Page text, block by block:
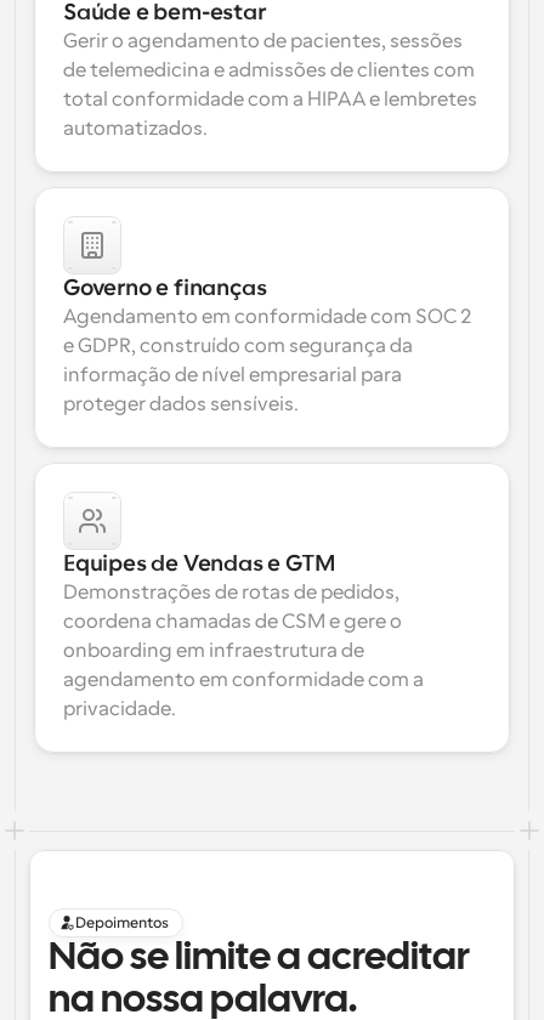
Saúde e bem-estar
Gerir o agendamento de pacientes, sessões
de telemedicina e admissões de clientes com
total conformidade com a HIPAA e lembretes
automatizados.
Governo e finanças
Agendamento em conformidade com SOC 2
e GDPR, construído com segurança da
informação de nível empresarial para
proteger dados sensíveis.
Equipes de Vendas e GTM
Demonstrações de rotas de pedidos,
coordena chamadas de CSM e gere o
onboarding em infraestrutura de
agendamento em conformidade com a
privacidade.
Depoimentos
Não se limite a acreditar
na nossa palavra.